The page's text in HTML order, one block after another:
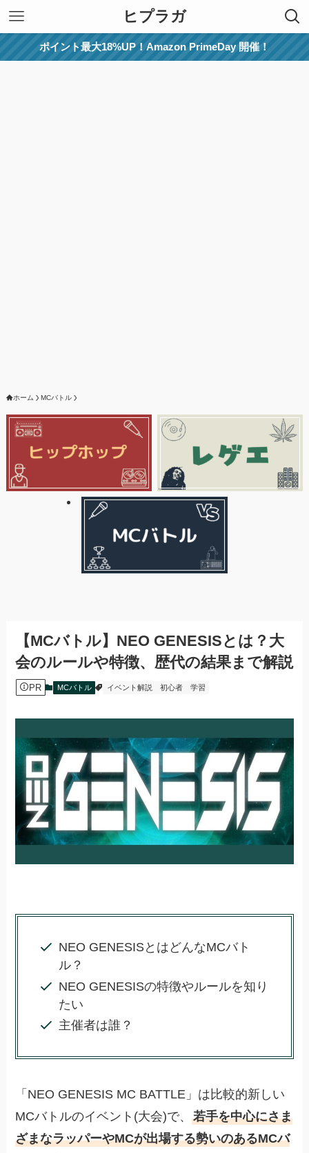
ヒプラガ
ポイント最大18%UP！Amazon PrimeDay 開催！
ホーム MCバトル
【MCバトル】NEO GENESISとは？大
会のルールや特徴、歴代の結果まで解説
PR MCバトル イベント解説 初心者 学習
NEO GENESISとはどんなMCバト
ル？
NEO GENESISの特徴やルールを知り
たい
主催者は誰？
「NEO GENESIS MC BATTLE」は比較的新しい
MCバトルのイベント(大会)で、若手を中心にさま
ざまなラッパーやMCが出場する勢いのあるMCバ